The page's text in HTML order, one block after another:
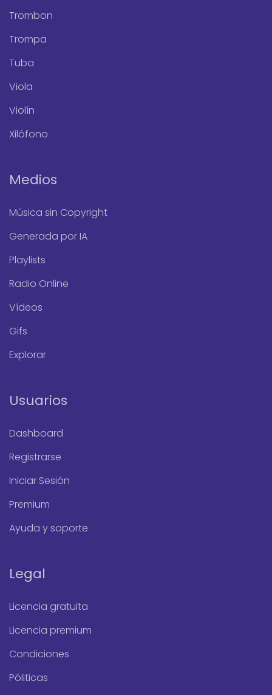
Trombon
Trompa
Tuba
Viola
Violín
Xilófono
Medios
Música sin Copyright
Generada por IA
Playlists
Radio Online
Vídeos
Gifs
Explorar
Usuarios
Dashboard
Registrarse
Iniciar Sesión
Premium
Ayuda y soporte
Legal
Licencia gratuita
Licencia premium
Condiciones
Póliticas